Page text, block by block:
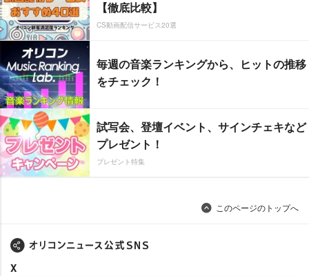
【徹底比較】
CS動画配信サービス20選
毎週の音楽ランキングから、ヒットの推移
をチェック！
試写会、登壇イベント、サインチェキなど
プレゼント！
プレゼント特集
このページのトップへ
X